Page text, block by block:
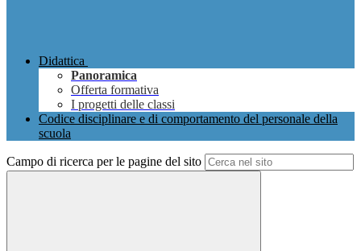
Didattica
Panoramica
Offerta formativa
I progetti delle classi
Codice disciplinare e di comportamento del personale della
scuola
Campo di ricerca per le pagine del sito